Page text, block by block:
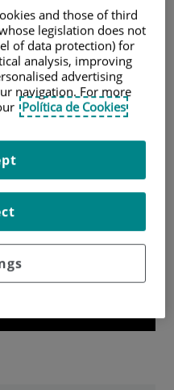
de Oftalmología,
refractiva, técnica que
y astigmatismo y
lo que el paciente puede
16 de mayo de 2017
and those of third
legislation does not
of data protection) for
analysis, improving
advertising
navigation. For more
Política de Cookies